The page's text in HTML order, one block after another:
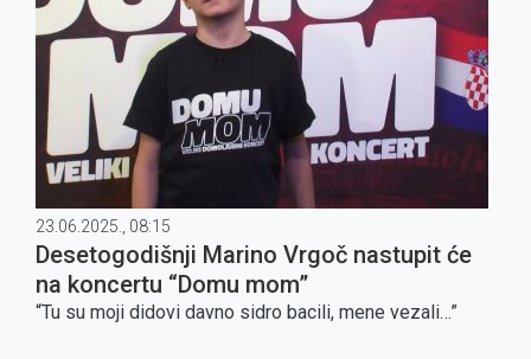
23.06.2025., 08:15
Desetogodišnji Marino Vrgoč nastupit će
na koncertu “Domu mom”
“Tu su moji didovi davno sidro bacili, mene vezali…”